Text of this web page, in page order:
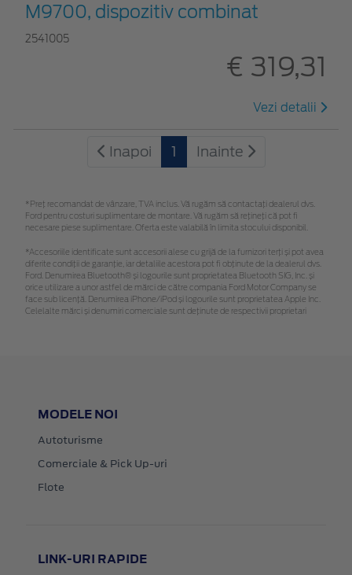
M9700, dispozitiv combinat
2541005
€ 319,31
Vezi detalii
Inapoi 1 Inainte
*Preţ recomandat de vânzare, TVA inclus. Vă rugăm să contactaţi dealerul dvs.
Ford pentru costuri suplimentare de montare. Vă rugăm să rețineți că pot fi
necesare piese suplimentare. Oferta este valabilă în limita stocului disponibil.
*Accesoriile identificate sunt accesorii alese cu grijă de la furnizori terți și pot avea
diferite condiții de garanție, iar detaliile acestora pot fi obținute de la dealerul dvs.
Ford. Denumirea Bluetooth® și logourile sunt proprietatea Bluetooth SIG, Inc. și
orice utilizare a unor astfel de mărci de către compania Ford Motor Company se
face sub licență. Denumirea iPhone/iPod și logourile sunt proprietatea Apple Inc.
Celelalte mărci și denumiri comerciale sunt deținute de respectivii proprietari
MODELE NOI
Autoturisme
Comerciale & Pick Up-uri
Flote
LINK-URI RAPIDE